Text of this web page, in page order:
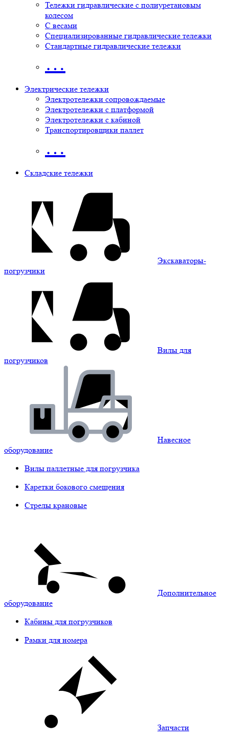
Тележки гидравлические с полиуретановым
колесом
С весами
Специализированные гидравлические тележки
Стандартные гидравлические тележки
…
Электрические тележки
Электротележки сопровождаемые
Электротележки с платформой
Электротележки с кабиной
Транспортировщики паллет
…
Складские тележки
Экскаваторы-
погрузчики
Вилы для
погрузчиков
Навесное
оборудование
Вилы паллетные для погрузчика
Каретки бокового смещения
Стрелы крановые
Дополнительное
оборудование
Кабины для погрузчиков
Рамки для номера
Запчасти